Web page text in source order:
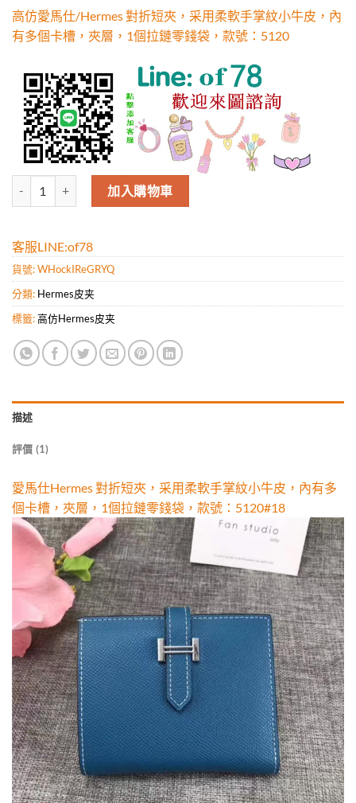
分
高仿愛馬仕/Hermes 對折短夾，采用柔軟手掌紋小牛皮，內
有多個卡槽，夾層，1個拉鏈零錢袋，款號：5120
高仿愛馬仕/Hermes 對折短夾，采用柔軟手掌紋小牛皮，內有多個卡
加入購物車
客服LINE:of78
貨號:WHockIReGRYQ
分類: Hermes皮夹
標籤:高仿Hermes皮夹
描述
評價 (1)
愛馬仕Hermes 對折短夾，采用柔軟手掌紋小牛皮，內有多
個卡槽，夾層，1個拉鏈零錢袋，款號：5120#18